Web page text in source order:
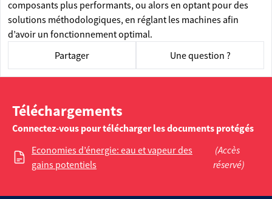
composants plus performants, ou alors en optant pour des
solutions méthodologiques, en réglant les machines afin
d’avoir un fonctionnement optimal.
Partager
Une question ?
Téléchargements
Connectez-vous pour télécharger les documents protégés
Economies d’énergie: eau et vapeur des
gains potentiels
(Accès
réservé)